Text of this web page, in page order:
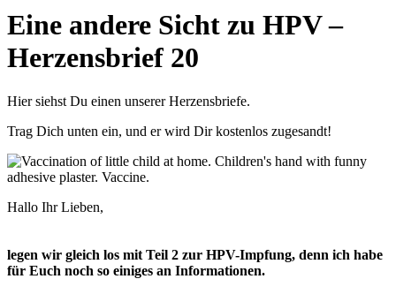
Eine andere Sicht zu HPV –
Herzensbrief 20
Hier siehst Du einen unserer Herzensbriefe.
Trag Dich unten ein, und er wird Dir kostenlos zugesandt!
Hallo Ihr Lieben,
legen wir gleich los mit Teil 2 zur HPV-Impfung, denn ich habe
für Euch noch so einiges an Informationen.